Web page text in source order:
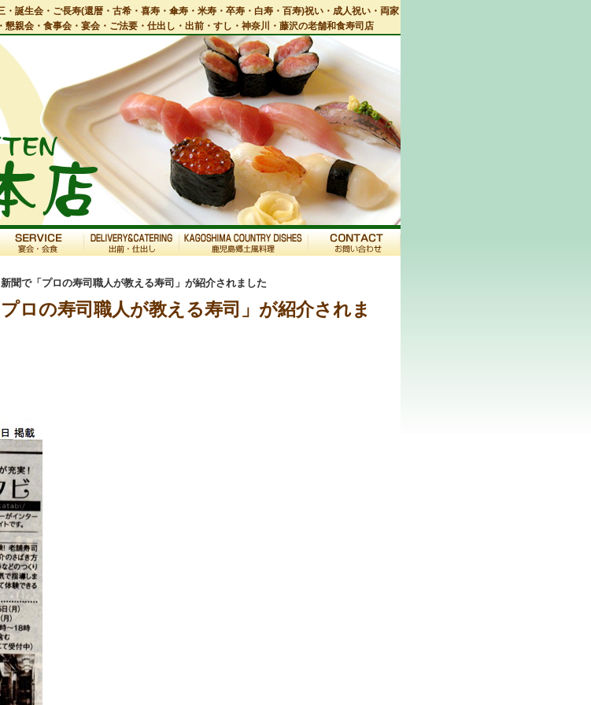
誕生会・ご長寿(還暦・古希・喜寿・傘寿・米寿・卒寿・白寿・百寿)祝い・成人祝い・両家
親会・食事会・宴会・ご法要・仕出し・出前・すし・神奈川・藤沢の老舗和食寿司店
聞で「プロの寿司職人が教える寿司」が紹介されました
ロの寿司職人が教える寿司」が紹介されま